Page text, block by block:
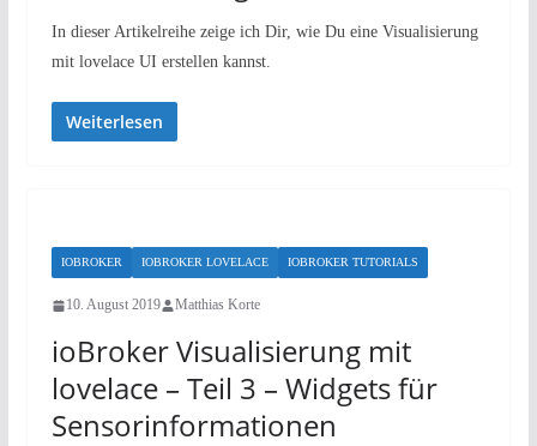
In dieser Artikelreihe zeige ich Dir, wie Du eine Visualisierung
mit lovelace UI erstellen kannst.
Weiterlesen
IOBROKER IOBROKER LOVELACE IOBROKER TUTORIALS
10. August 2019 Matthias Korte
ioBroker Visualisierung mit
lovelace – Teil 3 – Widgets für
Sensorinformationen